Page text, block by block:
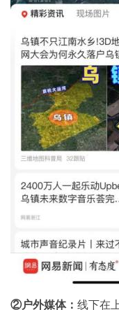
②户外媒体： 线下在